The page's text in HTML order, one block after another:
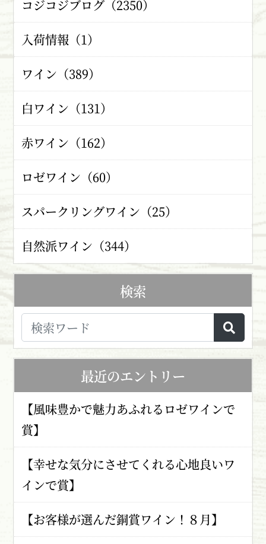
コジコジブログ（2350）
入荷情報（1）
ワイン（389）
白ワイン（131）
赤ワイン（162）
ロゼワイン（60）
スパークリングワイン（25）
自然派ワイン（344）
検索
最近のエントリー
【風味豊かで魅力あふれるロゼワインで
賞】
【幸せな気分にさせてくれる心地良いワ
インで賞】
【お客様が選んだ銅賞ワイン！８月】